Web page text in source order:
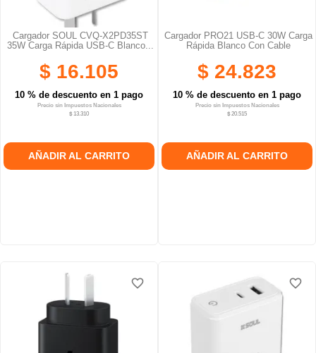
Cargador SOUL CVQ-X2PD35ST
35W Carga Rápida USB-C Blanco...
$ 16.105
10 % de descuento en 1 pago
Precio sin Impuestos Nacionales
$ 13.310
AÑADIR AL CARRITO
Cargador PRO21 USB-C 30W Carga
Rápida Blanco Con Cable
$ 24.823
10 % de descuento en 1 pago
Precio sin Impuestos Nacionales
$ 20.515
AÑADIR AL CARRITO
favorite_border
favorite_border
favorite_border favorite_border
favorite_border
favorite_border